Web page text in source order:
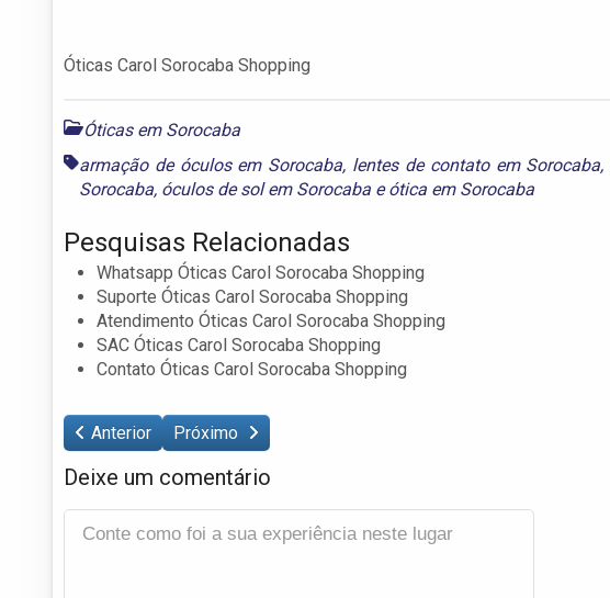
Óticas Carol Sorocaba Shopping
Óticas em Sorocaba
armação de óculos em Sorocaba, lentes de contato em Sorocaba,
Sorocaba, óculos de sol em Sorocaba eótica em Sorocaba
Pesquisas Relacionadas
Whatsapp Óticas Carol Sorocaba Shopping
Suporte Óticas Carol Sorocaba Shopping
Atendimento Óticas Carol Sorocaba Shopping
SAC Óticas Carol Sorocaba Shopping
Contato Óticas Carol Sorocaba Shopping
Anterior Próximo
Deixe um comentário